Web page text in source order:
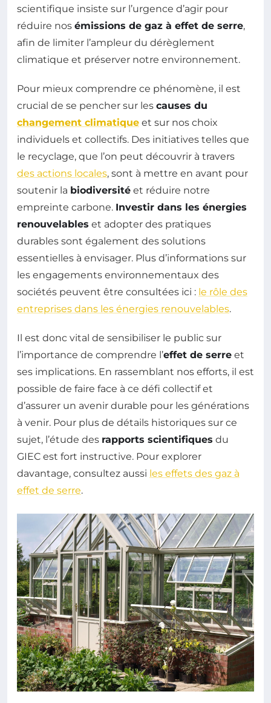
scientifique insiste sur l’urgence d’agir pour
réduire nos émissions de gaz à effet de serre,
afin de limiter l’ampleur du dérèglement
climatique et préserver notre environnement.
Pour mieux comprendre ce phénomène, il est
crucial de se pencher sur les causes du
changement climatique et sur nos choix
individuels et collectifs. Des initiatives telles que
le recyclage, que l’on peut découvrir à travers
des actions locales, sont à mettre en avant pour
soutenir la biodiversité et réduire notre
empreinte carbone. Investir dans les énergies
renouvelables et adopter des pratiques
durables sont également des solutions
essentielles à envisager. Plus d’informations sur
les engagements environnementaux des
sociétés peuvent être consultées ici : le rôle des
entreprises dans les énergies renouvelables.
Il est donc vital de sensibiliser le public sur
l’importance de comprendre l’effet de serre et
ses implications. En rassemblant nos efforts, il est
possible de faire face à ce défi collectif et
d’assurer un avenir durable pour les générations
à venir. Pour plus de détails historiques sur ce
sujet, l’étude des rapports scientifiques du
GIEC est fort instructive. Pour explorer
davantage, consultez aussi les effets des gaz à
effet de serre.